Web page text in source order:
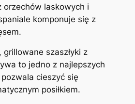
orzechów laskowych i
komponuje się z
szaszłyki z
to jedno z najlepszych
pozwala cieszyć się
posiłkiem.